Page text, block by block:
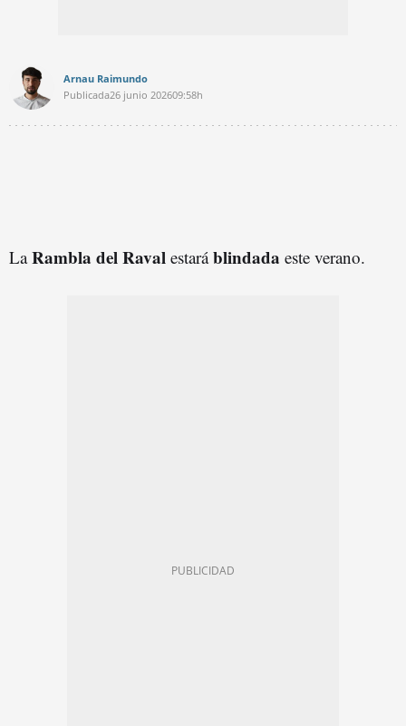
Arnau Raimundo
Publicada26 junio 202609:58h
LaRambla del Raval estaráblindada este verano.